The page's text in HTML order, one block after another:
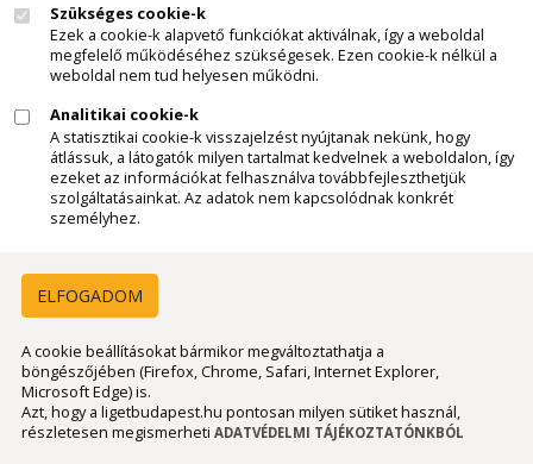
Személyzeti Osztály:
szemelyzeti@kemax.hu
Pénzügyi Osztály:
penzugy@kemax.hu
Cégünkről
Ajánlatkérés
Letölthető dokumentumok
Általános Szerződési Feltételek
Partnereink
Szükséges cookie-k
Ezek a cookie-k alapvető funkciókat aktiválnak, így a weboldal
megfelelő működéséhez szükségesek. Ezen cookie-k nélkül a
weboldal nem tud helyesen működni.
Analitikai cookie-k
A statisztikai cookie-k visszajelzést nyújtanak nekünk, hogy
átlássuk, a látogatók milyen tartalmat kedvelnek a weboldalon, így
ezeket az információkat felhasználva továbbfejleszthetjük
szolgáltatásainkat. Az adatok nem kapcsolódnak konkrét
személyhez.
A cookie beállításokat bármikor megváltoztathatja a
böngészőjében (Firefox, Chrome, Safari, Internet Explorer,
Microsoft Edge) is.
Azt, hogy a ligetbudapest.hu pontosan milyen sütiket használ,
részletesen megismerheti ADATVÉDELMI TÁJÉKOZTATÓNKBÓL
ELFOGADOM